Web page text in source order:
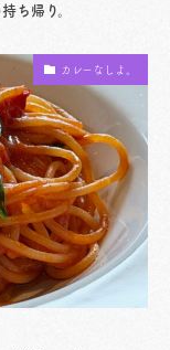
ち帰り。
カレーなしよ。